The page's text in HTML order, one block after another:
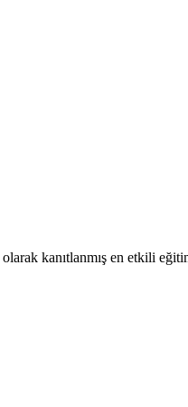
kanıtlanmış en etkili